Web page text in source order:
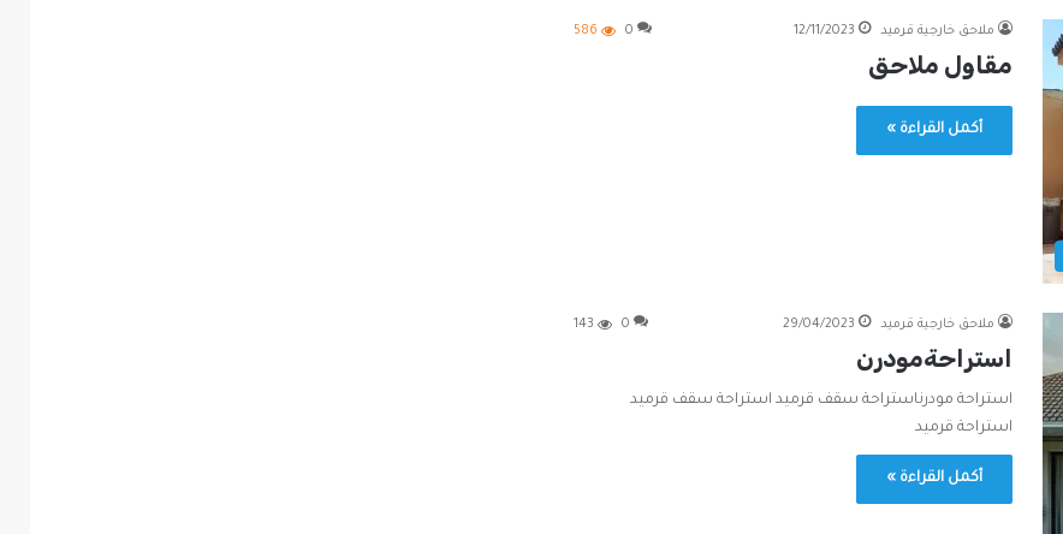
ملاحق خارجية قرميد 12/11/2023
0
586
مقاول ملاحق
أكمل القراءة »
ملاحق خارجية قرميد 29/04/2023
0
143
استراحةمودرن
استراحة مودرناستراحة سقف قرميد استراحة سقف قرميد
استراحة قرميد
أكمل القراءة »